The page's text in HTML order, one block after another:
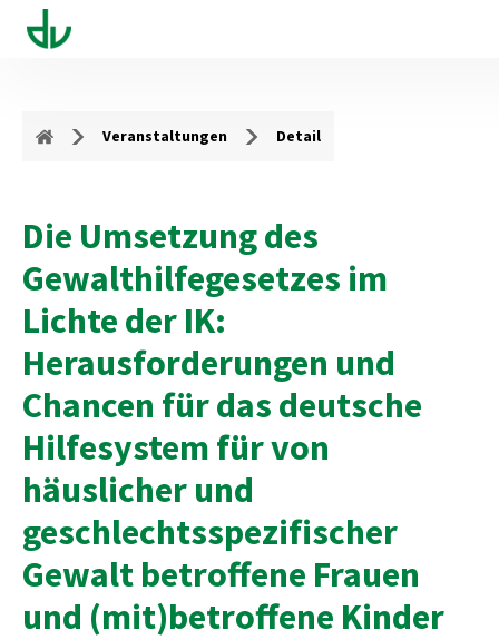
Veranstaltungen Detail
Die Umsetzung des
Gewalthilfegesetzes im
Lichte der IK:
Herausforderungen und
Chancen für das deutsche
Hilfesystem für von
häuslicher und
geschlechtsspezifischer
Gewalt betroffene Frauen
und (mit)betroffene Kinder